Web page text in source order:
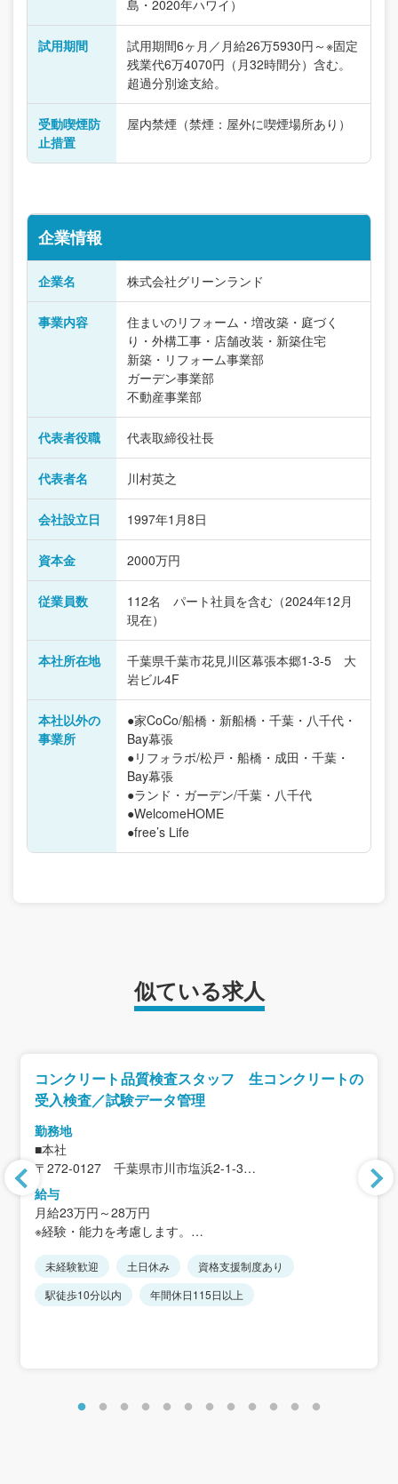
島・2020年ハワイ）
試用期間
試用期間6ヶ月／月給26万5930円～※固定
残業代6万4070円（月32時間分）含む。
超過分別途支給。
受動喫煙防
止措置
屋内禁煙（禁煙：屋外に喫煙場所あり）
企業情報
企業名 株式会社グリーンランド
事業内容
住まいのリフォーム・増改築・庭づく
り・外構工事・店舗改装・新築住宅
新築・リフォーム事業部
ガーデン事業部
不動産事業部
代表者役職 代表取締役社長
代表者名 川村英之
会社設立日 1997年1月8日
資本金 2000万円
従業員数
112名 パート社員を含む（2024年12月
現在）
本社所在地
千葉県千葉市花見川区幕張本郷1-3-5 大
岩ビル4F
本社以外の
事業所
●家CoCo/船橋・新船橋・千葉・八千代・
Bay幕張
●リフォラボ/松戸・船橋・成田・千葉・
Bay幕張
●ランド・ガーデン/千葉・八千代
●WelcomeHOME
●free’s Life
似ている求人
コンクリート品質検査スタッフ 生コンクリートの
受入検査／試験データ管理
勤務地
■本社
〒272-0127 千葉県市川市塩浜2-1-3
＜アクセス＞
JR「市川塩浜」駅から徒歩3分
※現場への直行あり
※社用車貸与
※車通勤相談可
給与
月給23万円～28万円
※経験・能力を考慮します。
■昇給年1回
■賞与年2回
住宅手当
資格手当
未経験歓迎 土日休み
資格支援制度あり
駅徒歩10分以内
年間休日115日以上